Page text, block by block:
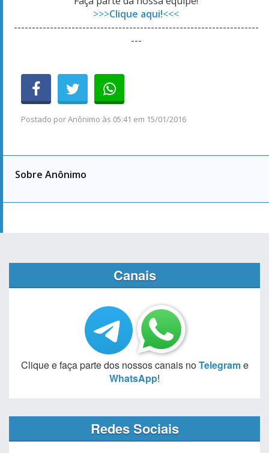
>>>Clique aqui!<<<
--------------------------------------------------------------------
---
Postado porAnônimo às 05:41 em 15/01/2016
Sobre Anônimo
Canais
Clique e faça parte dos nossos canais noTelegrame
WhatsApp!
Redes Sociais